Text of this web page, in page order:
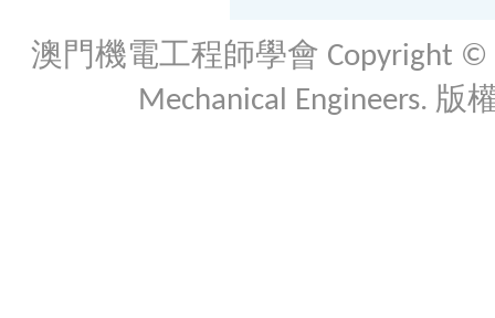
澳門機電工程師學會 Copyright ©
Mechanical Engineers. 版